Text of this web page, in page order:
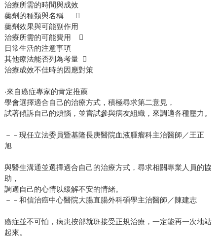
治療所需的時間與成效
藥劑的種類與名稱 
藥劑效果與可能副作用
治療所需的可能費用 
日常生活的注意事項
其他療法能否列為考量 
治療成效不佳時的因應對策
‧來自癌症專家的肯定推薦
學會選擇適合自己的治療方式，積極尋求第二意見，
試著傾訴自己的煩惱，並嘗試參與病友組織，來調適各種壓力。
－－現任立法委員暨基隆長庚醫院血液腫瘤科主治醫師／王正
旭
與醫生溝通並選擇適合自己的治療方式，尋求相關專業人員的協
助，
調適自己的心情以緩解不安的情緒。
－－和信治癌中心醫院大腸直腸外科碩學主治醫師／陳建志
癌症並不可怕，病患按部就班接受正規治療，一定能再一次地站
起來。